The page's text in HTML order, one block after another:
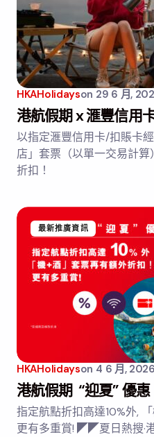
HKAHolidayson 29 6 月,
港航假期 x 滙豐信用
以指定滙豐信用卡/扣賬卡
店」套票（以單一交易計
折扣！
最新推廣資訊
HKAHolidayson 4 6 月, 2026
港航假期 “迎夏” 優惠
指定航點折扣高達10%外,
更有多重賞! ◤◤夏日熱搜·